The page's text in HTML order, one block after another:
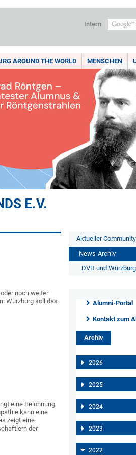
Intern
AROUND THE WORLD MENSCHEN
E.V.
noch weiter
Würzburg soll das
eine Belohnung
kann eine
zeigt eine
der
Aktueller
News-Archiv
DVD und
Alumni-Portal
Kontakt zum
Archiv
2026
2025
2024
2023
2022